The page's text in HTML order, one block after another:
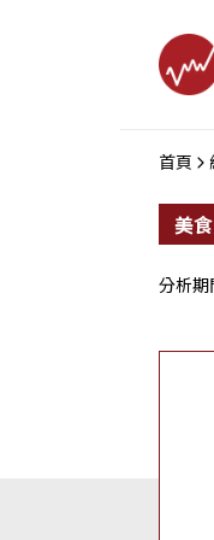
首頁
美食
分析期